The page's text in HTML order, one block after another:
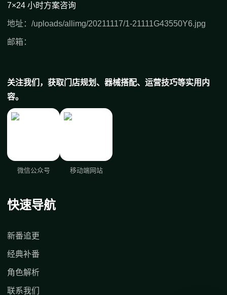
7×24 小时方案咨询
地址：/uploads/allimg/20211117/1-21111G43550Y6.jpg
邮箱：
关注我们，获取门店规划、器械搭配、运营技巧等实用内
容。
微信公众号 移动端网站
快速导航
新番追更
经典补番
角色解析
联系我们